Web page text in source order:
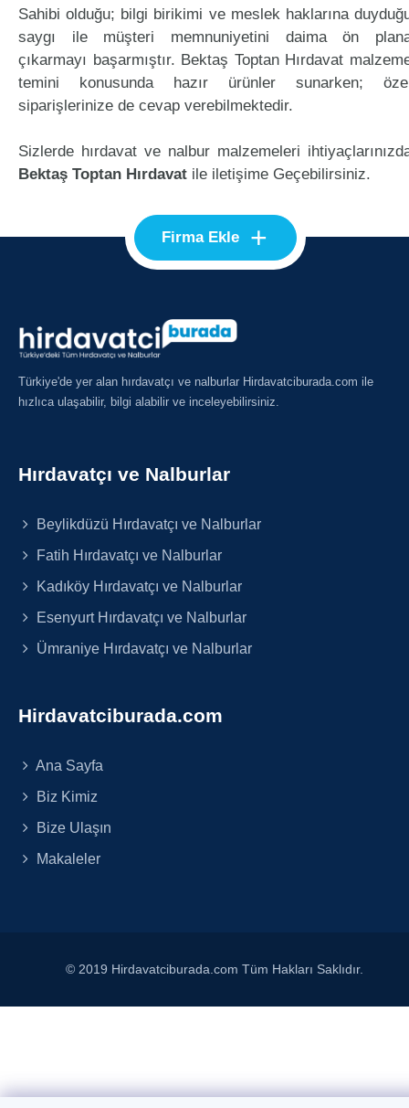
Sahibi olduğu; bilgi birikimi ve meslek haklarına
saygı ile müşteri memnuniyetini daima ön
çıkarmayı başarmıştır. Bektaş Toptan Hırdavat
temini konusunda hazır ürünler sunarken;
siparişlerinize de cevap verebilmektedir.
Sizlerde hırdavat ve nalbur malzemeleri
Bektaş Toptan Hırdavat ile iletişime Geçebilirsiniz.
Firma Ekle +
Türkiye'de yer alan hırdavatçı ve nalburlar Hirdavatciburada.com ile
hızlıca ulaşabilir, bilgi alabilir ve inceleyebilirsiniz.
Hırdavatçı ve Nalburlar
Beylikdüzü Hırdavatçı ve Nalburlar
Fatih Hırdavatçı ve Nalburlar
Kadıköy Hırdavatçı ve Nalburlar
Esenyurt Hırdavatçı ve Nalburlar
Ümraniye Hırdavatçı ve Nalburlar
Hirdavatciburada.com
Ana Sayfa
Biz Kimiz
Bize Ulaşın
Makaleler
© 2019 Hirdavatciburada.com Tüm Hakları Saklıdır.